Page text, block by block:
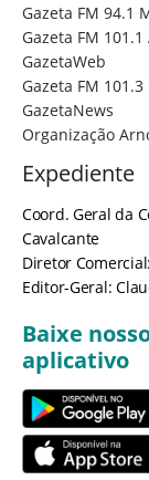
Gazeta FM 94.1
Gazeta FM
GazetaWeb
Gazeta FM
GazetaNews
Organização
Expediente
Coord. Geral da
Cavalcante
Diretor
Editor-Geral:
Baixe
aplicativo